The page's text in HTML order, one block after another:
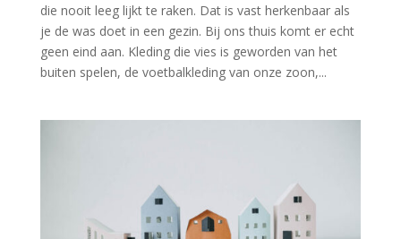
die nooit leeg lijkt te raken. Dat is vast herkenbaar als
je de was doet in een gezin. Bij ons thuis komt er echt
geen eind aan. Kleding die vies is geworden van het
buiten spelen, de voetbalkleding van onze zoon,...